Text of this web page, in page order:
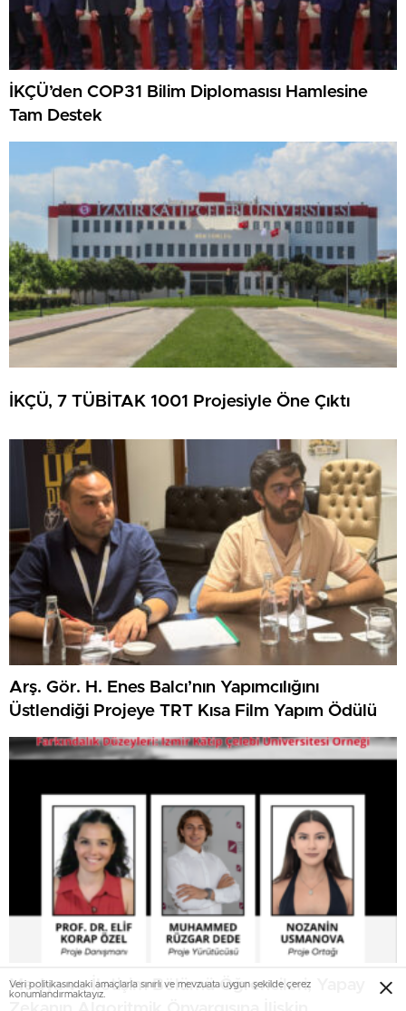
İKÇÜ’den COP31 Bilim Diplomasısı Hamlesine
Tam Destek
İKÇÜ, 7 TÜBİTAK 1001 Projesiyle Öne Çıktı
Arş. Gör. H. Enes Balcı’nın Yapımcılığını
Üstlendiği Projeye TRT Kısa Film Yapım Ödülü
Medya ve İletişim Bölümü Öğrencileri, Yapay
Veri politikasındaki amaçlarla sınırlı ve mevzuata uygun şekilde çerez
konumlandırmaktayız.